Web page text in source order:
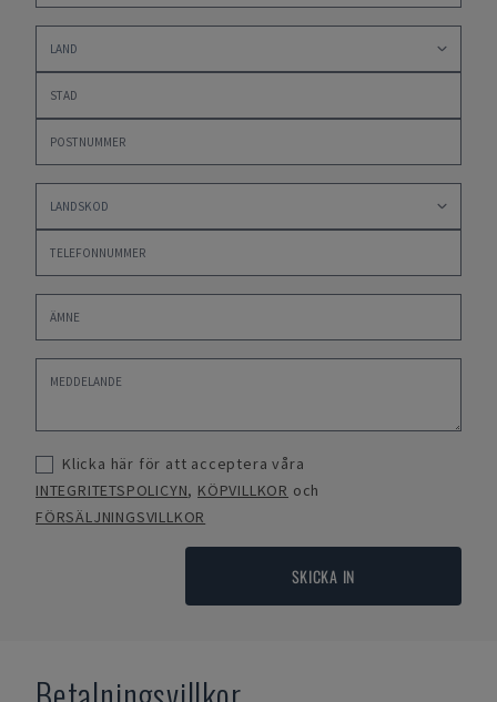
Klicka här för att acceptera våra
INTEGRITETSPOLICYN, KÖPVILLKOR och
FÖRSÄLJNINGSVILLKOR
SKICKA IN